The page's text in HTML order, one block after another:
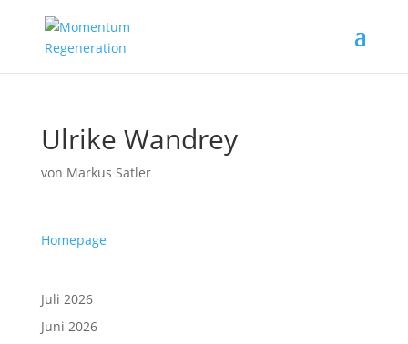
Ulrike Wandrey
von Markus Satler
Homepage
Juli 2026
Juni 2026